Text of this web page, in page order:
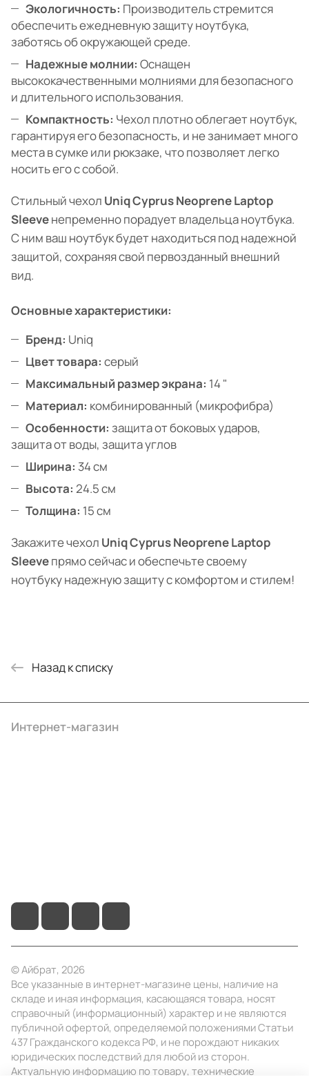
Экологичность: Производитель стремится
обеспечить ежедневную защиту ноутбука,
заботясь об окружающей среде.
Надежные молнии: Оснащен
высококачественными молниями для безопасного
и длительного использования.
Компактность: Чехол плотно облегает ноутбук,
гарантируя его безопасность, и не занимает много
места в сумке или рюкзаке, что позволяет легко
носить его с собой.
Стильный чехол Uniq Cyprus Neoprene Laptop
Sleeveнепременно порадует владельца ноутбука.
С ним ваш ноутбук будет находиться под надежной
защитой, сохраняя свой первозданный внешний
вид.
Основные характеристики:
Бренд: Uniq
Цвет товара: серый
Максимальный размер экрана: 14 "
Материал: комбинированный (микрофибра)
Особенности: защита от боковых ударов,
защита от воды, защита углов
Ширина: 34 см
Высота: 24.5 см
Толщина: 15 см
Закажите чехол Uniq Cyprus Neoprene Laptop
Sleeveпрямо сейчас и обеспечьте своему
ноутбуку надежную защиту с комфортом и стилем!
Назад к списку
Интернет-магазин
© Айбрат, 2026
Все указанные в интернет-магазине цены, наличие на
складе и иная информация, касающаяся товара, носят
справочный (информационный) характер и не являются
публичной офертой, определяемой положениями Статьи
437 Гражданского кодекса РФ, и не порождают никаких
юридических последствий для любой из сторон.
Актуальную информацию по товару, технические